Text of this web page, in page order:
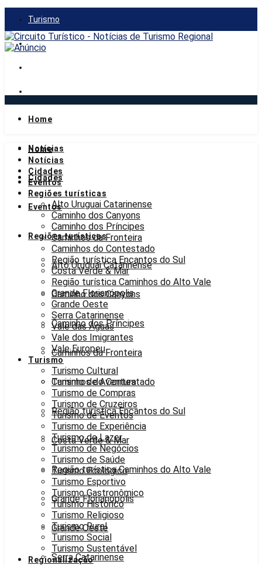
Turismo
Gastronomia
quarta-feira, 5 de agosto de 2026
Home
Notícias
Cidades
Eventos
Regiões turísticas
Alto Uruguai Catarinense
Caminho dos Canyons
Caminho dos Príncipes
Caminhos da Fronteira
Caminhos do Contestado
Região turística Encantos do Sul
Costa Verde & Mar
Região turística Caminhos do Alto Vale
Grande Florianópolis
Grande Oeste
Serra Catarinense
Home
Notícias
Cidades
Eventos
Regiões turísticas
Alto Uruguai Catarinense
Caminho dos Canyons
Caminho dos Príncipes
Caminhos da Fronteira
Caminhos do Contestado
Região turística Encantos do Sul
Costa Verde & Mar
Região turística Caminhos do Alto Vale
Grande Florianópolis
Grande Oeste
Serra Catarinense
Vale das Águas
Vale dos Imigrantes
Vale Europeu
Turismo
Turismo Cultural
Turismo de Aventura
Turismo de Compras
Turismo de Cruzeiros
Turismo de Eventos
Turismo de Experiência
Turismo de Lazer
Turismo de Negócios
Turismo de Saúde
Turismo Ecológico
Turismo Esportivo
Turismo Gastronômico
Turismo Histórico
Turismo Religioso
Turismo Rural
Turismo Social
Turismo Sustentável
Regionalização